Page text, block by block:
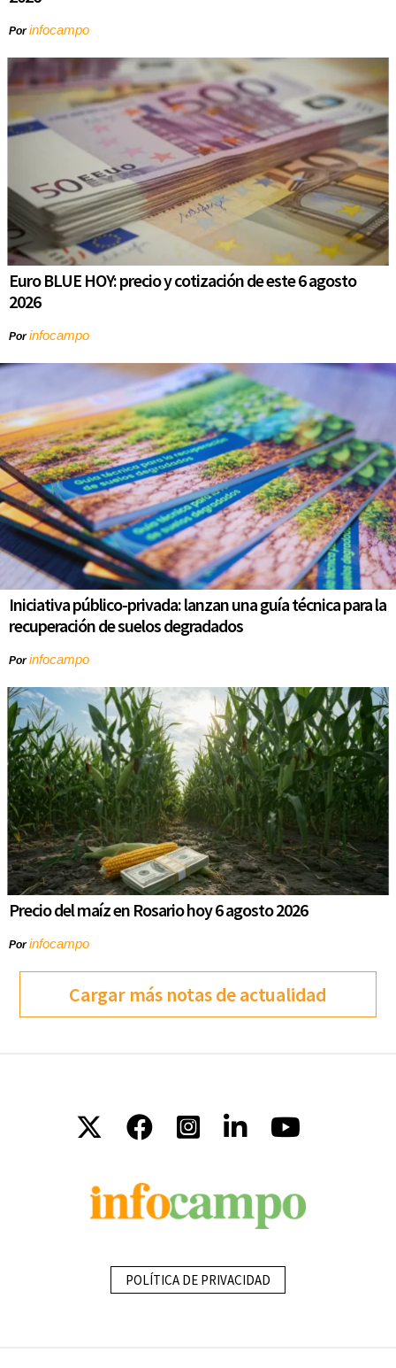
Porinfocampo
Euro BLUE HOY: precio y cotización de este 6 agosto
2026
Porinfocampo
Iniciativa público-privada: lanzan una guía técnica para la
recuperación de suelos degradados
Porinfocampo
Precio del maíz en Rosario hoy 6 agosto 2026
Porinfocampo
Cargar más notas de actualidad
POLÍTICA DE PRIVACIDAD